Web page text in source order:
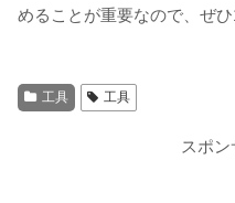
めることが重要なので、ぜひ
工具 工具
スポン